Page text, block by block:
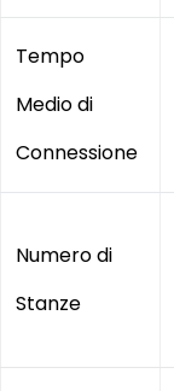
Tempo
Medio di
Connessione
Numero di
Stanze